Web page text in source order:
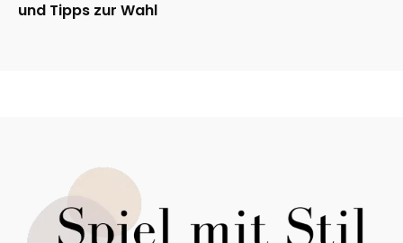
und Tipps zur Wahl